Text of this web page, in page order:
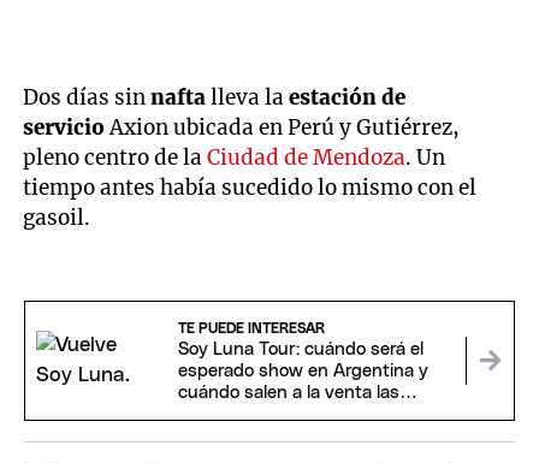
Dos días sinnaftalleva laestación de
servicioAxion ubicada en Perú y Gutiérrez,
pleno centro de la Ciudad de Mendoza. Un
tiempo antes había sucedido lo mismo con el
gasoil.
TE PUEDE INTERESAR
Soy Luna Tour: cuándo será el
esperado show en Argentina y
cuándo salen a la venta las